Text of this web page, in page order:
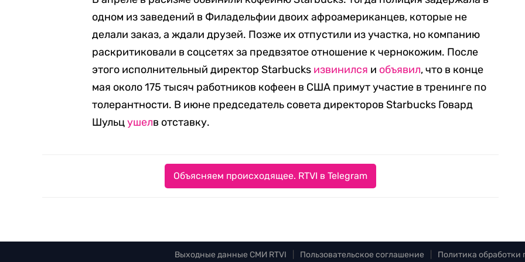
одном из заведений в Филадельфии двоих афроамериканцев, которые не
делали заказ, а ждали друзей. Позже их отпустили из участка, но компанию
раскритиковали в соцсетях за предвзятое отношение к чернокожим. После
этого исполнительный директор Starbucks извинился и объявил, что в конце
мая около 175 тысяч работников кофеен в США примут участие в тренинге по
толерантности. В июне председатель совета директоров Starbucks Говард
Шульцушелв отставку.
Объясняем происходящее. RTVI в Telegram
Выходные данные СМИ RTVI Пользовательское соглашение Политика